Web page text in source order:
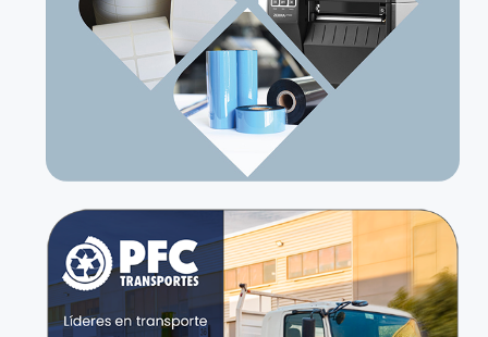
Alquiler de otros tipos de maquinarias y
equipos sin operario
Alquiler de vehículos automotores sin
recreativo y deportivo
Control de Calidad, Análisis, Certificación
y Normalización